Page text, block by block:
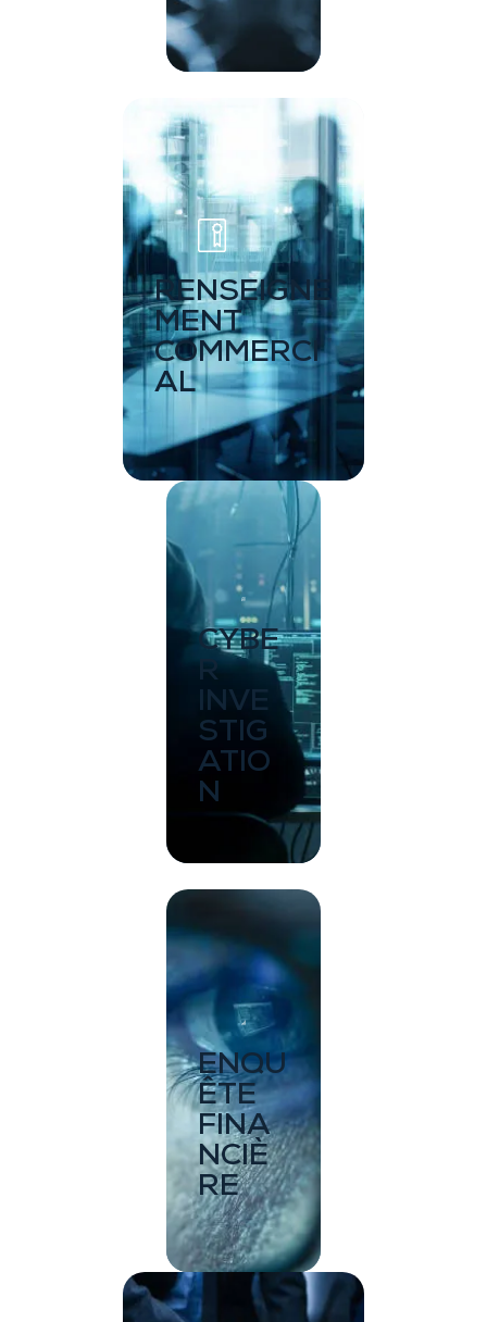
RENSEIGNE
MENT
COMMERCI
AL
CYBE
R
INVE
STIG
ATIO
N
ENQU
ÊTE
FINA
NCIÈ
RE